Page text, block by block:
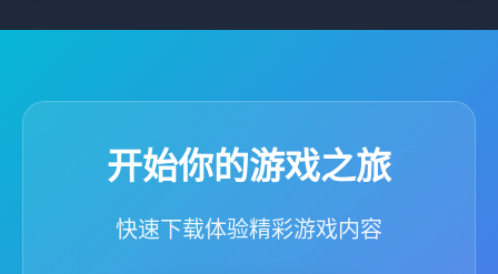
开始你的游戏之旅
快速下载体验精彩游戏内容